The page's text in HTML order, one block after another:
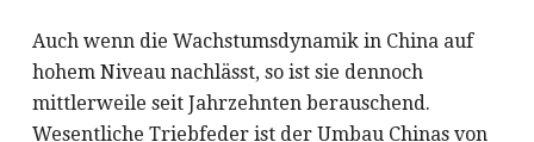
Auch wenn die Wachstumsdynamik in China auf
hohem Niveau nachlässt, so ist sie dennoch
mittlerweile seit Jahrzehnten berauschend.
Wesentliche Triebfeder ist der Umbau Chinas von